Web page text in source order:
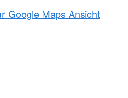
Google Maps Ansicht